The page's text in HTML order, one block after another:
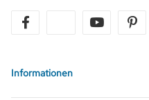
twitter youtube
Informationen